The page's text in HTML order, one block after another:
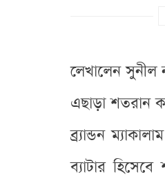
লেখালেন সুনীল
এছাড়া শতরান
ব্র্যান্ডন
ব্যাটার